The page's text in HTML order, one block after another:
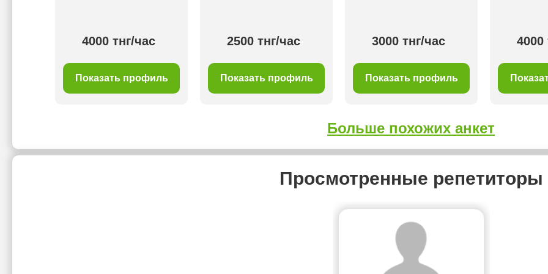
4000 тнг/час
Показать профиль
2500 тнг/час
Показать профиль
3000 тнг/час
Показать профиль
4000
Больше похожих анкет
Просмотренные репетиторы